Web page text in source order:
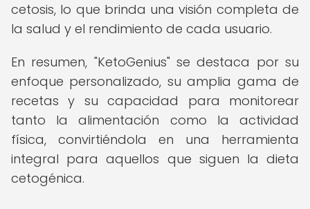
cetosis, lo que brinda una visión completa de
la salud y el rendimiento de cada usuario.
En resumen, "KetoGenius" se destaca por su
enfoque personalizado, su amplia gama de
recetas y su capacidad para monitorear
tanto la alimentación como la actividad
física, convirtiéndola en una herramienta
integral para aquellos que siguen la dieta
cetogénica.